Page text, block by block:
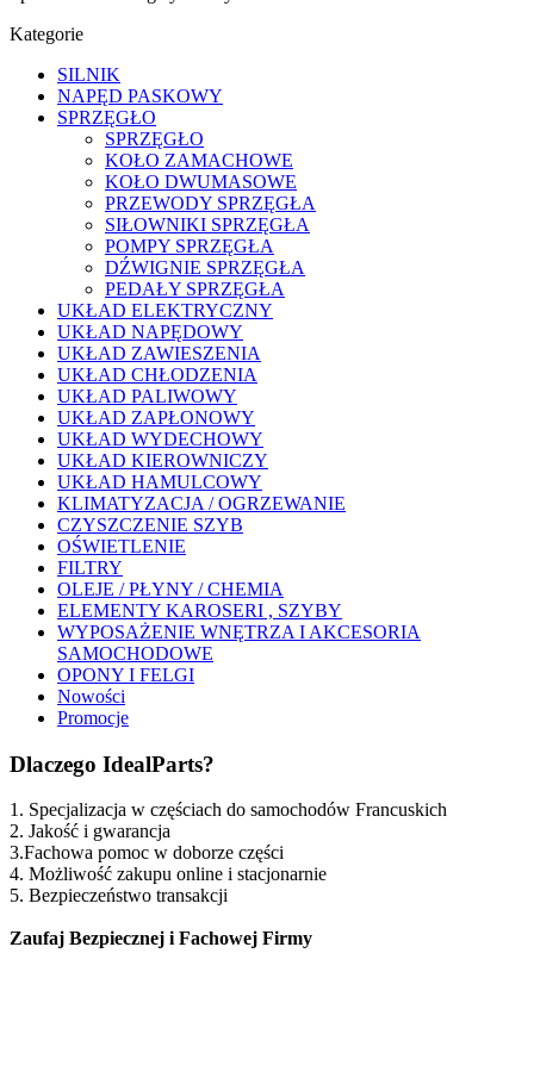
Kategorie
SILNIK
NAPĘD PASKOWY
SPRZĘGŁO
SPRZĘGŁO
KOŁO ZAMACHOWE
KOŁO DWUMASOWE
PRZEWODY SPRZĘGŁA
SIŁOWNIKI SPRZĘGŁA
POMPY SPRZĘGŁA
DŹWIGNIE SPRZĘGŁA
PEDAŁY SPRZĘGŁA
UKŁAD ELEKTRYCZNY
UKŁAD NAPĘDOWY
UKŁAD ZAWIESZENIA
UKŁAD CHŁODZENIA
UKŁAD PALIWOWY
UKŁAD ZAPŁONOWY
UKŁAD WYDECHOWY
UKŁAD KIEROWNICZY
UKŁAD HAMULCOWY
KLIMATYZACJA / OGRZEWANIE
CZYSZCZENIE SZYB
OŚWIETLENIE
FILTRY
OLEJE / PŁYNY / CHEMIA
ELEMENTY KAROSERI , SZYBY
WYPOSAŻENIE WNĘTRZA I AKCESORIA
SAMOCHODOWE
OPONY I FELGI
Nowości
Promocje
Dlaczego IdealParts?
1. Specjalizacja w częściach do samochodów Francuskich
2. Jakość i gwarancja
3.Fachowa pomoc w doborze części
4. Możliwość zakupu online i stacjonarnie
5. Bezpieczeństwo transakcji
Zaufaj Bezpiecznej i Fachowej Firmy